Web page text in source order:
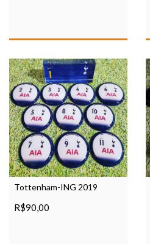
Tottenham-ING 2019
R$90,00